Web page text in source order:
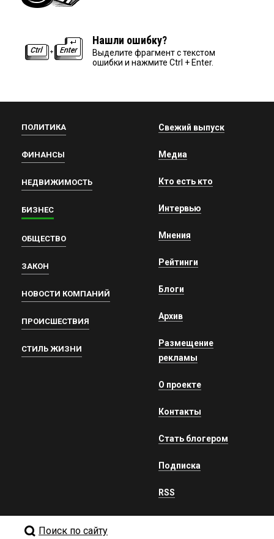
Нашли ошибку?
Выделите фрагмент с текстом
ошибки и нажмите Ctrl + Enter.
ПОЛИТИКА
ФИНАНСЫ
НЕДВИЖИМОСТЬ
БИЗНЕС
ОБЩЕСТВО
ЗАКОН
НОВОСТИ КОМПАНИЙ
ПРОИСШЕСТВИЯ
СТИЛЬ ЖИЗНИ
Свежий выпуск
Медиа
Кто есть кто
Интервью
Мнения
Рейтинги
Блоги
Архив
Размещение
рекламы
О проекте
Контакты
Стать блогером
Подписка
RSS
Поиск по сайту